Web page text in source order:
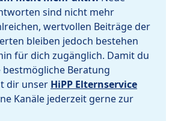
sind nicht mehr
wertvollen Beiträge der
bleiben jedoch bestehen
für dich zugänglich. Damit du
Beratung
dir unser HiPP Elternservice
Kanäle jederzeit gerne zur